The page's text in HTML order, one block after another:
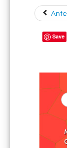
Save